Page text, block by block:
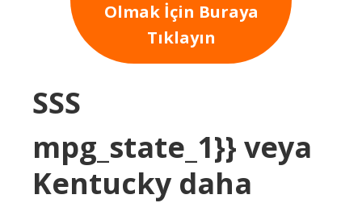
Olmak İçin Buraya
Tıklayın
SSS
mpg_state_1}} veya
Kentucky daha